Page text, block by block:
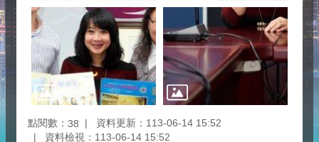
點閱數： 38
資料更新：113-06-14 15:52
資料檢視：113-06-14 15:52